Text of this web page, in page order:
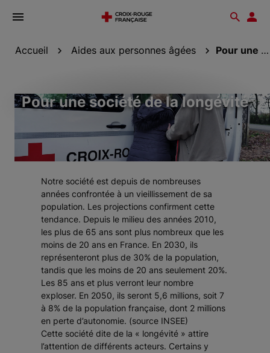
Ouvrir
Accueil Aides aux personnes âgées Pour une société de la longévité
Pour une société de la longévité
Notre société est depuis de nombreuses
années confrontée à un vieillissement de sa
population. Les projections confirment cette
tendance. Depuis le milieu des années 2010,
les plus de 65 ans sont plus nombreux que les
moins de 20 ans en France. En 2030, ils
représenteront plus de 30% de la population,
tandis que les moins de 20 ans seulement 20%.
Les 85 ans et plus verront leur nombre
exploser. En 2050, ils seront 5,6 millions, soit 7
à 8% de la population française, dont 2 millions
en perte d’autonomie. (source INSEE)
Cette société dite de la « longévité » attire
l’attention de différents acteurs. Certains y